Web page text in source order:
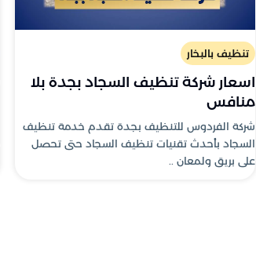
تنظيف بالبخار
اسعار شركة تنظيف السجاد بجدة بلا
منافس
شركة الفردوس للتنظيف بجدة تقدم خدمة تنظيف
السجاد بأحدث تقنيات تنظيف السجاد حتى تحصل
على بريق ولمعان ..